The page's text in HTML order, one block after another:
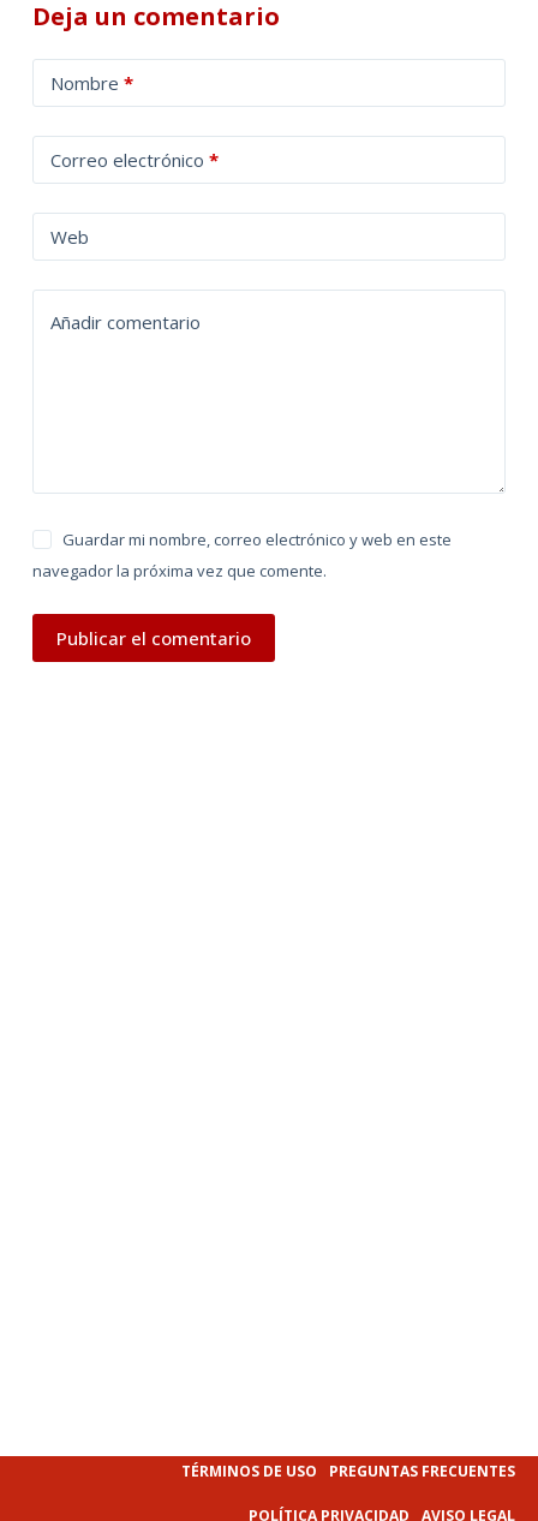
Deja un comentario
Nombre *
Correo electrónico *
Web
Añadir comentario
Guardar mi nombre, correo electrónico y web en este
navegador la próxima vez que comente.
Publicar el comentario
l
t
a
t
TÉRMINOS DE USO PREGUNTAS FRECUENTES
POLÍTICA PRIVACIDAD AVISO LEGAL